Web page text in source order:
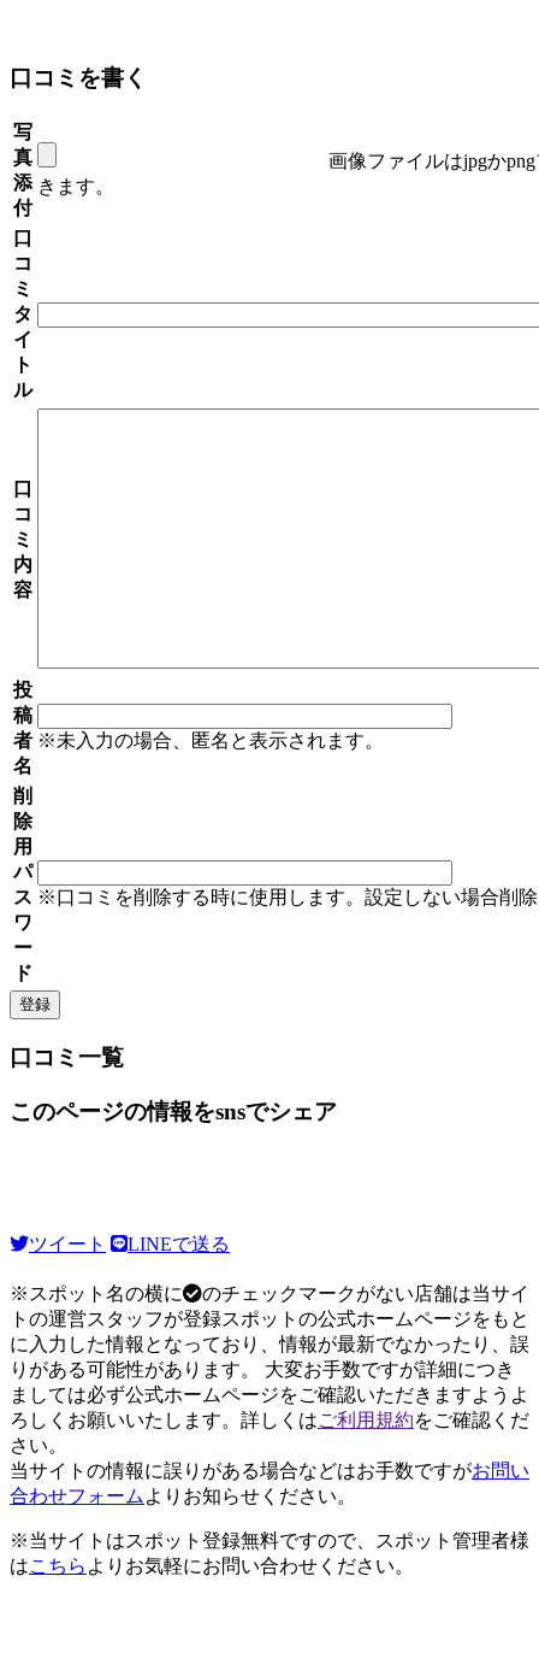
口コミを書く
写
真
添
付
画像ファイルはjpgか
きます。
口
コ
ミ
タ
イ
ト
ル
口
コ
ミ
内
容
投
稿
者
名
※未入力の場合、匿名と表示されます。
削
除
用
パ
ス
ワ
ー
ド
※口コミを削除する時に使用します。設定しない場合削
口コミ一覧
このページの情報をsnsでシェア
ツイート LINEで送る
※スポット名の横に
のチェックマークがない店舗は当サイ
トの運営スタッフが登録スポットの公式ホームページをもと
に入力した情報となっており、情報が最新でなかったり、誤
りがある可能性があります。 大変お手数ですが詳細につき
ましては必ず公式ホームページをご確認いただきますようよ
ろしくお願いいたします。詳しくはご利用規約をご確認くだ
さい。
当サイトの情報に誤りがある場合などはお手数ですがお問い
合わせフォーム よりお知らせください。
※当サイトはスポット登録無料ですので、スポット管理者様
はこちら よりお気軽にお問い合わせください。